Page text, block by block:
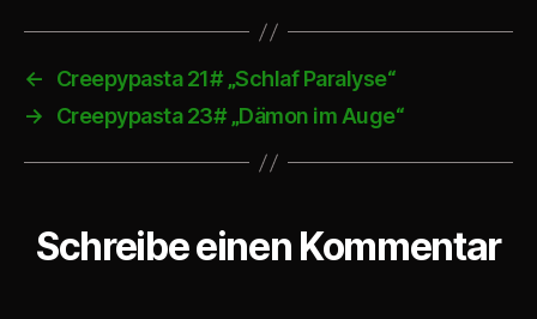
P
y
←
Creepypasta 21# „Schlaf Paralyse“
→
Creepypasta 23# „Dämon im Auge“
Schreibe einen Kommentar